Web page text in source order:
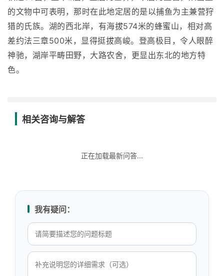
的文物中可表明，那时在此地定居的是以捕鱼为主兼营狩
猎的氏族。湖的西北岸，有海拔574米的蜂蜜山，相对高
差约法三章500米，显得挺拔高峻。登高极目，令人眼醉
神驰，湖岸平畴田野，大路农舍，更显出东北的地方特
色。
相关咨询与解答
正在加载最新问答...
我有疑问：